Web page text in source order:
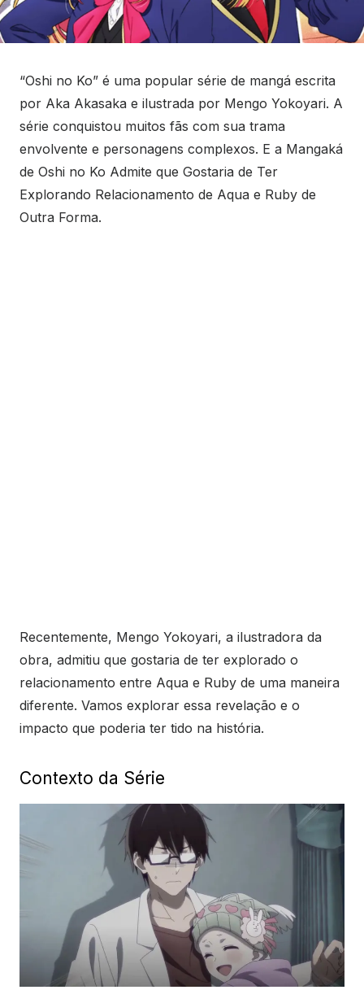
“Oshi no Ko” é uma popular série de mangá escrita
por Aka Akasaka e ilustrada por Mengo Yokoyari. A
série conquistou muitos fãs com sua trama
envolvente e personagens complexos. E a Mangaká
de Oshi no Ko Admite que Gostaria de Ter
Explorando Relacionamento de Aqua e Ruby de
Outra Forma.
Recentemente, Mengo Yokoyari, a ilustradora da
obra, admitiu que gostaria de ter explorado o
relacionamento entre Aqua e Ruby de uma maneira
diferente. Vamos explorar essa revelação e o
impacto que poderia ter tido na história.
Contexto da Série